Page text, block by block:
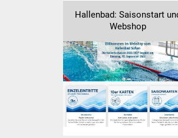
Vereine und
Hallenbad: Saisonstart
Webshop